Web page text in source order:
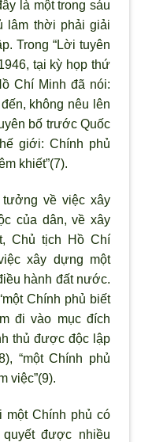
là một trong sáu
lâm thời phải giải
Trong “Lời tuyên
tại kỳ họp thứ
Chí Minh đã nói:
không nêu lên
bố trước Quốc
giới: Chính phủ
khiết”(7).
về việc xây
của dân, về xây
Chủ tịch Hồ Chí
xây dựng một
hành đất nước.
Chính phủ biết
đi vào mục đích
thủ được độc lập
“một Chính phủ
việc”(9).
một Chính phủ có
được nhiều